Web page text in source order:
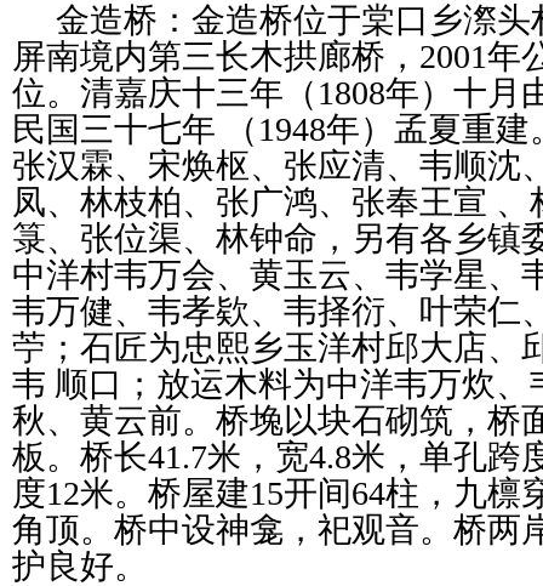
金造桥：金造桥位于棠口乡漈
屏南境内第三长木拱廊桥，2001年
位。清嘉庆十三年（1808年）十月
民国三十七年 （1948年）孟夏重
张汉霖、宋焕枢、张应清、韦顺沈
凤、林枝柏、张广鸿、张奉王宣
箓、张位渠、林钟命，另有各乡镇
中洋村韦万会、黄玉云、韦学星、
韦万健、韦孝欵、韦择衍、叶荣仁
苧；石匠为忠熙乡玉洋村邱大店、
韦 顺口；放运木料为中洋韦万炊
秋、黄云前。桥堍以块石砌筑，桥
板。桥长41.7米，宽4.8米，单孔跨
度12米。桥屋建15开间64柱，九檩
角顶。桥中设神龛，祀观音。桥两
护良好。